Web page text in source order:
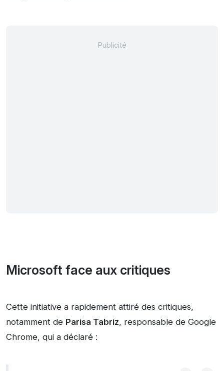
Microsoft face aux critiques
Cette initiative a rapidement attiré des critiques,
notamment de Parisa Tabriz, responsable de Google
Chrome, qui a déclaré :